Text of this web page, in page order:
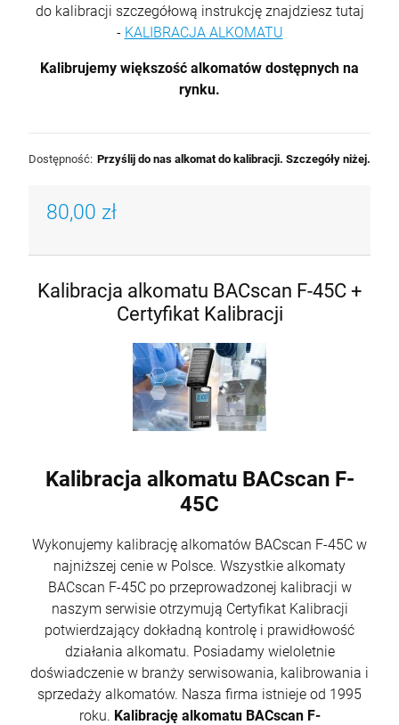
do kalibracji szczegółową instrukcję znajdziesz tutaj
- KALIBRACJA ALKOMATU
Kalibrujemy większość alkomatów dostępnych na
rynku.
Dostępność: Przyślij do nas alkomat do kalibracji. Szczegóły niżej.
80,00 zł
Kalibracja alkomatu BACscan F-45C +
Certyfikat Kalibracji
Kalibracja alkomatu BACscan F-
45C
Wykonujemy kalibrację alkomatów BACscan F-45C w
najniższej cenie w Polsce. Wszystkie alkomaty
BACscan F-45C po przeprowadzonej kalibracji w
naszym serwisie otrzymują Certyfikat Kalibracji
potwierdzający dokładną kontrolę i prawidłowość
działania alkomatu. Posiadamy wieloletnie
doświadczenie w branży serwisowania, kalibrowania i
sprzedaży alkomatów. Nasza firma istnieje od 1995
roku. Kalibrację alkomatu BACscan F-